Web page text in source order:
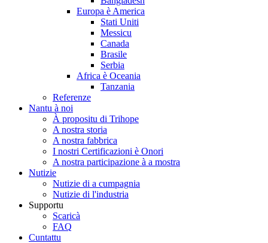
Europa è America
Stati Uniti
Messicu
Canada
Brasile
Serbia
Africa è Oceania
Tanzania
Referenze
Nantu à noi
À propositu di Trihope
A nostra storia
A nostra fabbrica
I nostri Certificazioni è Onori
A nostra participazione à a mostra
Nutizie
Nutizie di a cumpagnia
Nutizie di l'industria
Supportu
Scaricà
FAQ
Cuntattu